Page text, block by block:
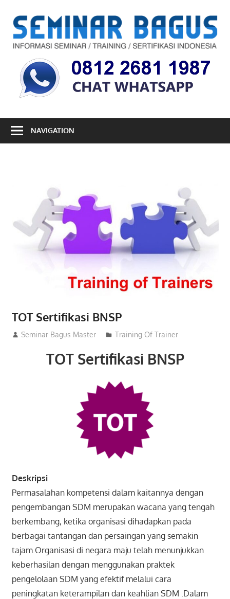
content
Informasi
Seminar,
Training
dan
Indonesia
NAVIGATION
TOT Sertifikasi BNSP
08/03/2016
Seminar Bagus Master Training Of Trainer
TOT Sertifikasi BNSP
Deskripsi
Permasalahan kompetensi dalam kaitannya dengan
pengembangan SDM merupakan wacana yang tengah
berkembang, ketika organisasi dihadapkan pada
berbagai tantangan dan persaingan yang semakin
tajam.Organisasi di negara maju telah menunjukkan
keberhasilan dengan menggunakan praktek
pengelolaan SDM yang efektif melalui cara
peningkatan keterampilan dan keahlian SDM .Dalam